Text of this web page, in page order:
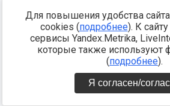
Для повышения удобства
cookies (подробнее). К
сервисы Yandex.Metrika,
которые также используют
(подробнее).
Я согласен/